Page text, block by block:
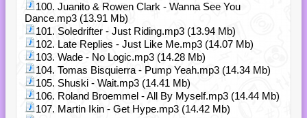
100. Juanito & Rowen Clark - Wanna See You
Dance.mp3 (13.91 Mb)
101. Soledrifter - Just Riding.mp3 (13.94 Mb)
102. Late Replies - Just Like Me.mp3 (14.07 Mb)
103. Wade - No Logic.mp3 (14.28 Mb)
104. Tomas Bisquierra - Pump Yeah.mp3 (14.34 Mb)
105. Shuski - Wait.mp3 (14.41 Mb)
106. Roland Broemmel - All By Myself.mp3 (14.44 Mb)
107. Martin Ikin - Get Hype.mp3 (14.42 Mb)